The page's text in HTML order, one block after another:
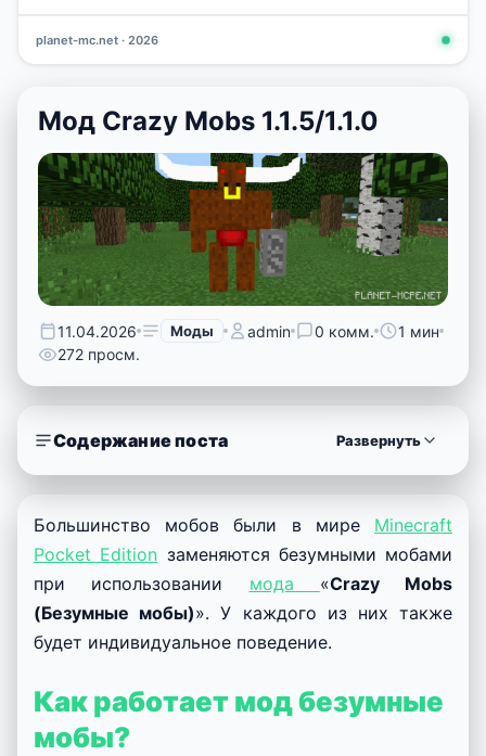
1 277
planet-mc.net · 2026
Мод Crazy Mobs 1.1.5/1.1.0
11.04.2026 Моды admin 0 комм.
1 мин
272 просм.
Содержание поста Развернуть
Большинство мобов были в мире Minecraft
Pocket Edition заменяются безумными мобами
при использовании мода «Crazy Mobs
(Безумные мобы)». У каждого из них также
будет индивидуальное поведение.
Как работает мод безумные
мобы?